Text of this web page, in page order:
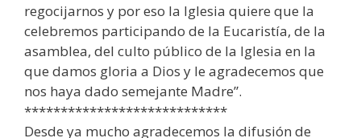
regocijarnos y por eso la Iglesia quiere que la
celebremos participando de la Eucaristía, de la
asamblea, del culto público de la Iglesia en la
que damos gloria a Dios y le agradecemos que
nos haya dado semejante Madre”.
****************************
Desde ya mucho agradecemos la difusión de